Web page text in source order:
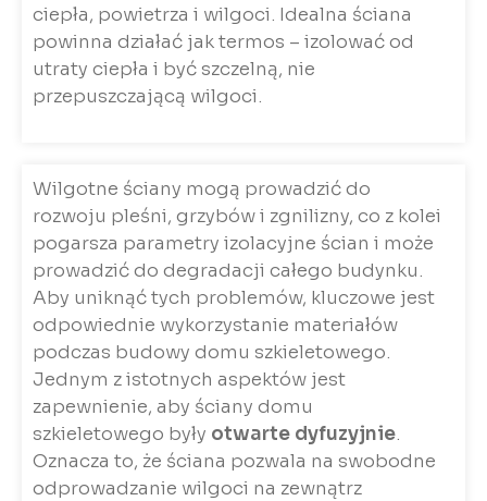
ciepła, powietrza i wilgoci. Idealna ściana
powinna działać jak termos – izolować od
utraty ciepła i być szczelną, nie
przepuszczającą wilgoci.
Wilgotne ściany mogą prowadzić do
rozwoju pleśni, grzybów i zgnilizny, co z kolei
pogarsza parametry izolacyjne ścian i może
prowadzić do degradacji całego budynku.
Aby uniknąć tych problemów, kluczowe jest
odpowiednie wykorzystanie materiałów
podczas budowy domu szkieletowego.
Jednym z istotnych aspektów jest
zapewnienie, aby ściany domu
szkieletowego były otwarte dyfuzyjnie.
Oznacza to, że ściana pozwala na swobodne
odprowadzanie wilgoci na zewnątrz